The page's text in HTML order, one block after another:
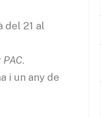
del 21 al
.
i un any de